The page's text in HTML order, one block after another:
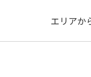
エリアか